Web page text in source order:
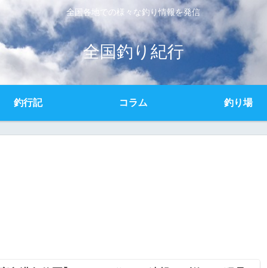
全国各地での様々な釣り情報を発信
全国釣り紀行
釣行記 コラム 釣り場